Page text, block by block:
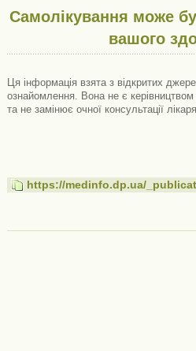
Самолікування може
вашого
Ця інформація взята з відкритих
ознайомлення. Вона не є керівництвом
та не замінює очної консультації лікаря.
https://medinfo.dp.ua/